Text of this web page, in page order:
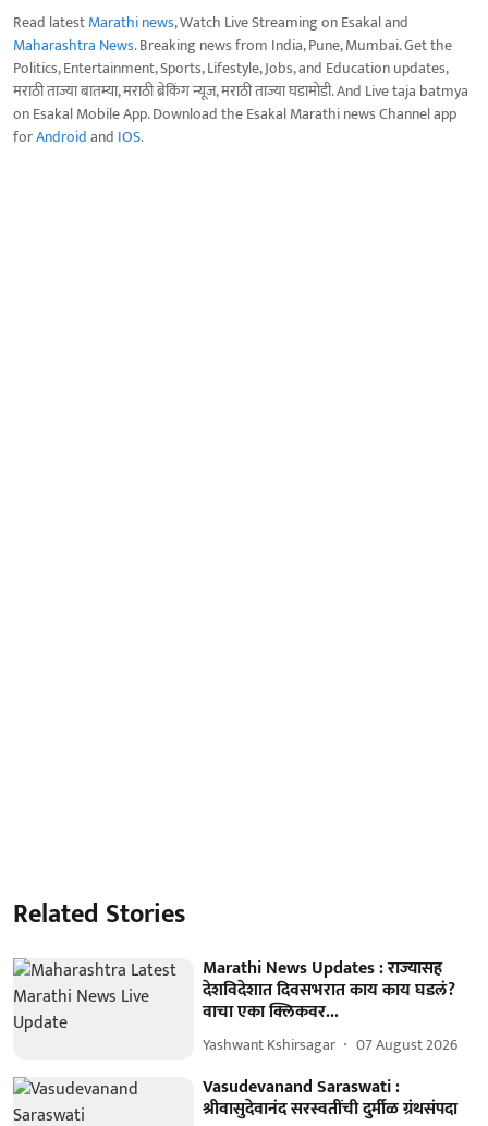
Read latestMarathi news, Watch Live Streaming on Esakal and
Maharashtra News. Breaking news from India, Pune, Mumbai. Get the
Politics, Entertainment, Sports, Lifestyle, Jobs, and Education updates,
मराठी ताज्या बातम्या, मराठी ब्रेकिंग न्यूज, मराठी ताज्या घडामोडी. And Live taja batmya
on Esakal Mobile App. Download the Esakal Marathi news Channel app
forAndroidand IOS.
Related Stories
Marathi News Updates : राज्यासह
देशविदेशात दिवसभरात काय काय घडलं?
वाचा एका क्लिकवर...
Yashwant Kshirsagar 07 August 2026
Vasudevanand Saraswati :
श्रीवासुदेवानंद सरस्वतींची दुर्मीळ ग्रंथसंपदा